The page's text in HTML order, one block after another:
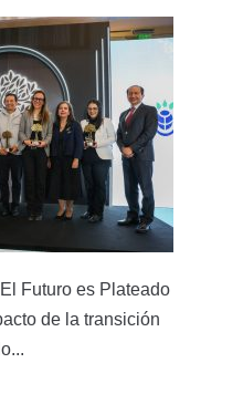
Futuro es Plateado
de la transición